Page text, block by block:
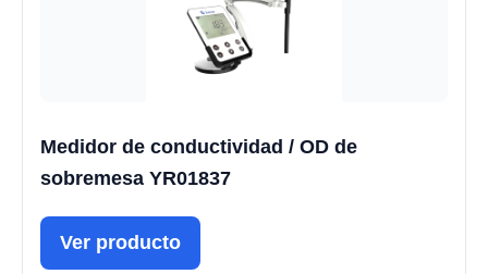
Medidor de conductividad / OD de
sobremesa YR01837
Ver producto